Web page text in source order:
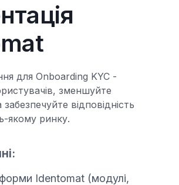
для Onboarding KYC -
зменшуйте
відповідність
якому ринку.
Identomat (модулі,